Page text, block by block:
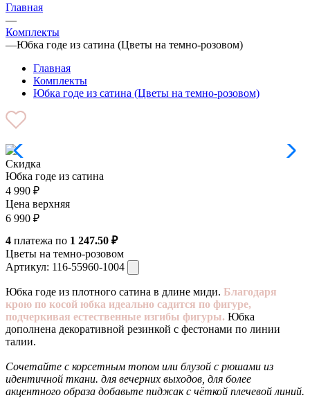
Главная
—
Комплекты
—Юбка годе из сатина (Цветы на темно-розовом)
Главная
Комплекты
Юбка годе из сатина (Цветы на темно-розовом)
Скидка
Юбка годе из сатина
4 990 ₽
Цена верхняя
6 990 ₽
4 платежа по 1 247.50 ₽
Цветы на темно-розовом
Артикул: 116-55960-1004
Юбка годе из плотного сатина в длине миди. Благодаря
крою по косой юбка идеально садится по фигуре,
подчеркивая естественные изгибы фигуры. Юбка
дополнена декоративной резинкой с фестонами по линии
талии.
Сочетайте с корсетным топом или блузой с рюшами из
идентичной ткани. для вечерних выходов, для более
акцентного образа добавьте пиджак с чёткой плечевой линий.